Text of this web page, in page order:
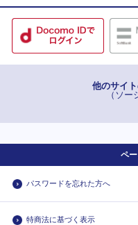
他のサイ
（ソ
ペ
パスワードを忘れた方へ
特商法に基づく表示